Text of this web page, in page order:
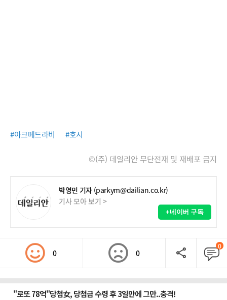
#아크메드라비 #호시
©(주) 데일리안 무단전재 및 재배포 금지
박영민 기자 (parkym@dailian.co.kr)
기사 모아 보기 >
+네이버 구독
0 0
0